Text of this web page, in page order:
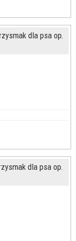
dla psa op.
dla psa op.